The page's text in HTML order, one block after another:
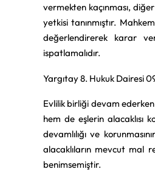
vermekten kaçınması,
yetkisi tanınmıştır.
değerlendirerek karar
ispatlamalıdır.
Yargıtay 8. Hukuk Dairesi
Evlilik birliği devam
hem de eşlerin alacaklısı
devamlılığı ve
alacaklıların mevcut mal
benimsemiştir.